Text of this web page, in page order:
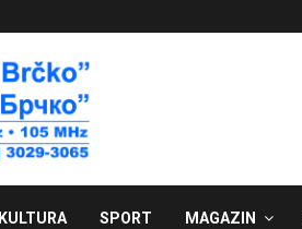
KULTURA SPORT MAGAZIN